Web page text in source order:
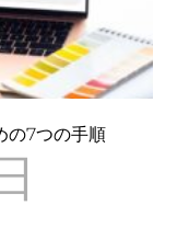
の7つの手順